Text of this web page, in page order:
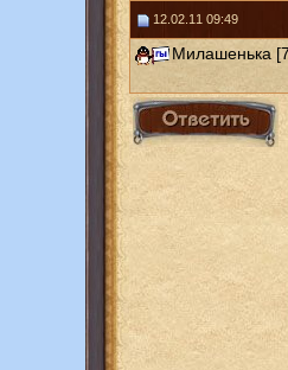
12.02.11 09:49
Милашенька